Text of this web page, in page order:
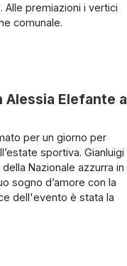
premiazioni i vertici
comunale.
Alessia Elefante a
per un giorno per
sportiva. Gianluigi
Nazionale azzurra in
sogno d’amore con la
dell'evento è stata la